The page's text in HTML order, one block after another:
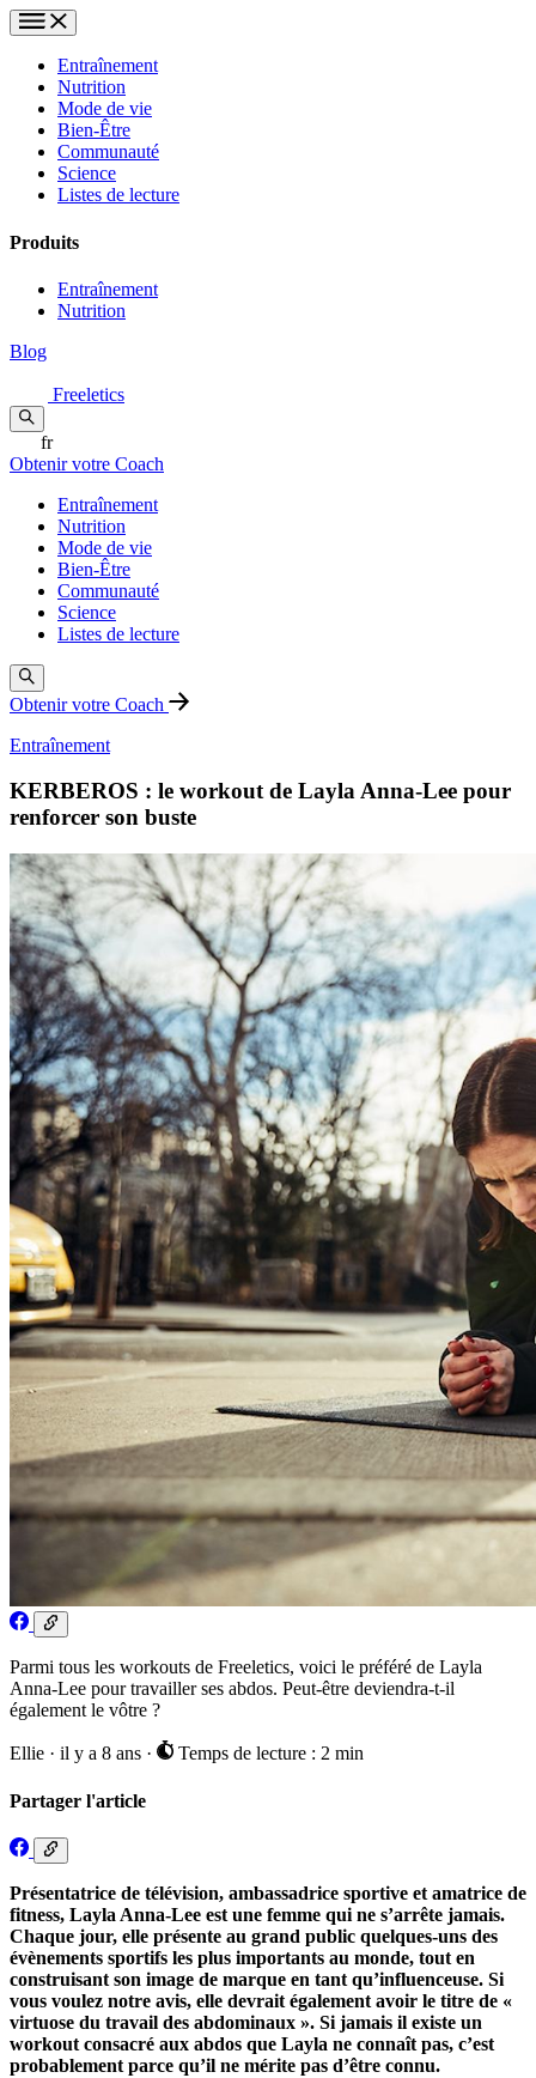
Entraînement
Nutrition
Mode de vie
Bien-Être
Communauté
Science
Listes de lecture
Produits
Entraînement
Nutrition
Blog
Freeletics
fr
Obtenir votre Coach
Entraînement
Nutrition
Mode de vie
Bien-Être
Communauté
Science
Listes de lecture
Obtenir votre Coach
Entraînement
KERBEROS : le workout de Layla Anna-Lee pour
renforcer son buste
Parmi tous les workouts de Freeletics, voici le préféré de Layla
Anna-Lee pour travailler ses abdos. Peut-être deviendra-t-il
également le vôtre ?
Ellie · il y a 8 ans · Temps de lecture : 2 min
Partager l'article
Présentatrice de télévision, ambassadrice sportive et amatrice de
fitness, Layla Anna-Lee est une femme qui ne s’arrête jamais.
Chaque jour, elle présente au grand public quelques-uns des
évènements sportifs les plus importants au monde, tout en
construisant son image de marque en tant qu’influenceuse. Si
vous voulez notre avis, elle devrait également avoir le titre de «
virtuose du travail des abdominaux ». Si jamais il existe un
workout consacré aux abdos que Layla ne connaît pas, c’est
probablement parce qu’il ne mérite pas d’être connu.